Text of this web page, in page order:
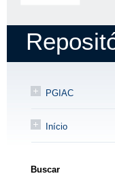
PGIAC
Início
Buscar